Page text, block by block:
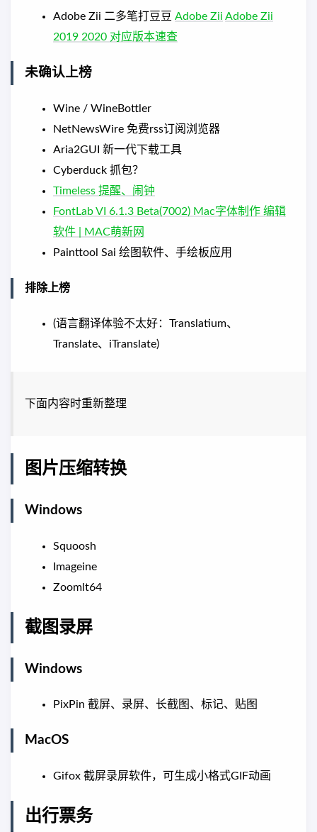
Adobe Zii 二多笔打豆豆 Adobe Zii Adobe Zii
2019 2020 对应版本速查
未确认上榜
Wine / WineBottler
NetNewsWire 免费rss订阅浏览器
Aria2GUI 新一代下载工具
Cyberduck 抓包？
Timeless 提醒、闹钟
FontLab VI 6.1.3 Beta(7002) Mac字体制作 编辑
软件 | MAC萌新网
Painttool Sai 绘图软件、手绘板应用
排除上榜
(语言翻译体验不太好：Translatium、
Translate、iTranslate)
下面内容时重新整理
图片压缩转换
Windows
Squoosh
Imageine
Zoomlt64
截图录屏
Windows
PixPin 截屏、录屏、长截图、标记、贴图
MacOS
Gifox 截屏录屏软件，可生成小格式GIF动画
出行票务